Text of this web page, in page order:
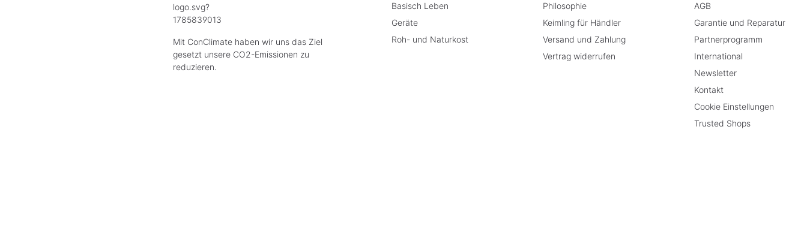
Mit ConClimate haben wir uns das Ziel
gesetzt unsere CO2-Emissionen zu
reduzieren.
Basisch Leben
Geräte
Roh- und Naturkost
Philosophie
Keimling für Händler
Versand und Zahlung
Vertrag widerrufen
AGB
Garantie und Reparatur
Partnerprogramm
International
Newsletter
Kontakt
Cookie Einstellungen
Trusted Shops